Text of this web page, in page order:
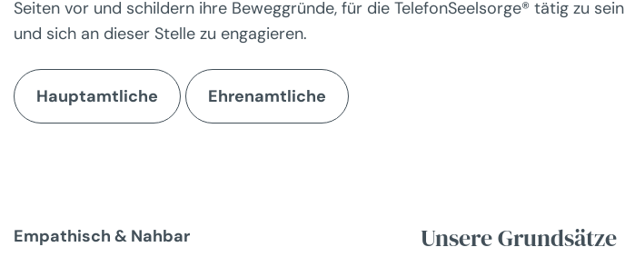
Seiten vor und schildern ihre Beweggründe, für die TelefonSeelsorge® tätig zu sein
und sich an dieser Stelle zu engagieren.
Hauptamtliche Ehrenamtliche
Empathisch & Nahbar Unsere Grundsätze